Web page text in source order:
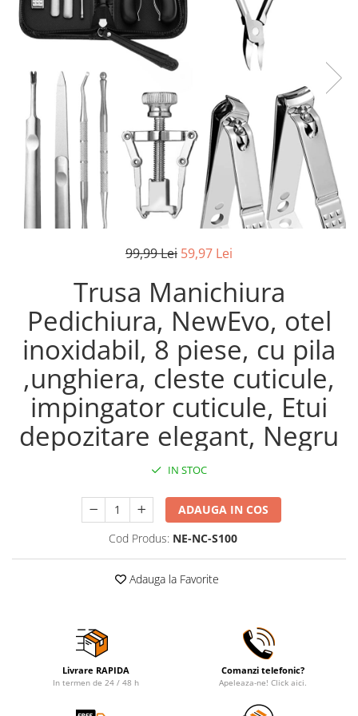
Pistoale de lipit
Termometre bucatarie
Unelte si aparate de masura
Uscatoare Rufe
Veioze si Lampi
Vopsele si Pigmenti
Perii de par electrice
99,99 Lei 59,97 Lei
Trusa Manichiura
Pedichiura, NewEvo, otel
inoxidabil, 8 piese, cu pila
,unghiera, cleste cuticule,
impingator cuticule, Etui
depozitare elegant, Negru
IN STOC
ADAUGA IN COS
Cod Produs: NE-NC-S100
Adauga la Favorite
Livrare RAPIDA
In termen de 24 / 48 h
Comanzi telefonic?
Apeleaza-ne! Click aici.